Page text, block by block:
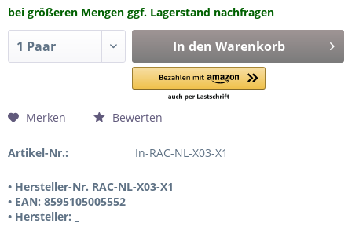
bei größeren Mengen ggf. Lagerstand nachfragen
In den Warenkorb
Merken Bewerten
Artikel-Nr.: In-RAC-NL-X03-X1
• Hersteller-Nr. RAC-NL-X03-X1
• EAN: 8595105005552
• Hersteller: _